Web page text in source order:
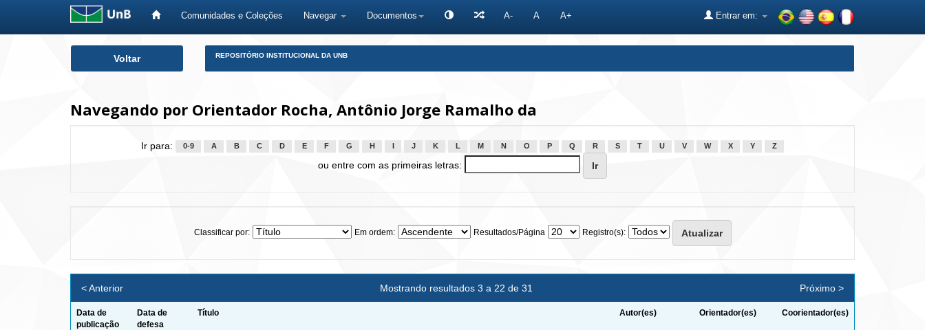
Comunidades e Coleções Navegar Documentos A- A A+ Entrar em:
Voltar REPOSITÓRIO INSTITUCIONAL DA UNB
Navegando por Orientador Rocha, Antônio Jorge Ramalho da
Ir para: 0-9 A B C D E F G H J K L M N O P Q R S T U V W X Y Z
ou entre com as primeiras letras:
Classificar por: Em ordem: Resultados/Página Registro(s):
Mostrando resultados 3 a 22 de 31
< Anterior Próximo >
Data de
publicação
Data de
defesa
Título Autor(es) Orientador(es) Coorientador(es)